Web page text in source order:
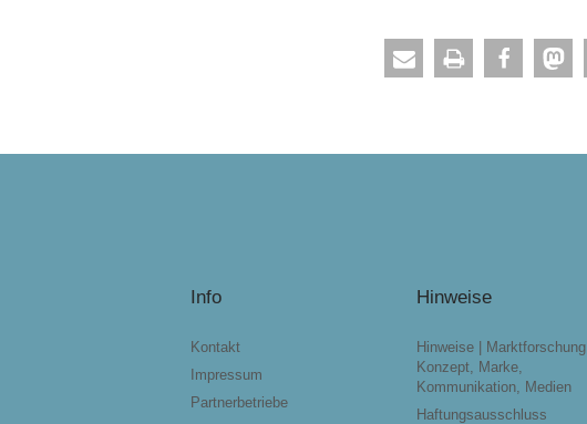
Info
Kontakt
Impressum
Partnerbetriebe
Hinweise
Hinweise | Marktforschung,
Konzept, Marke,
Kommunikation, Medien
Haftungsausschluss